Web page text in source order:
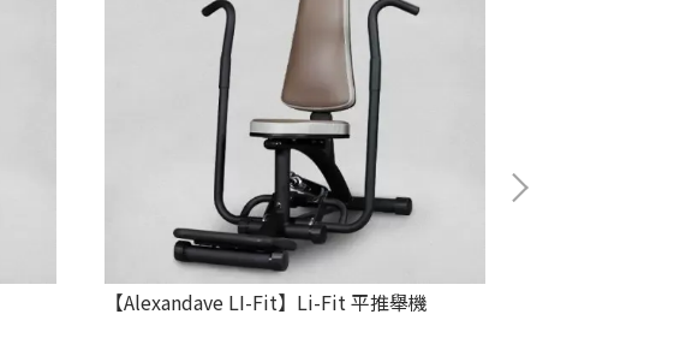
【Alexandave LI-Fit】Li-Fit 平推舉機